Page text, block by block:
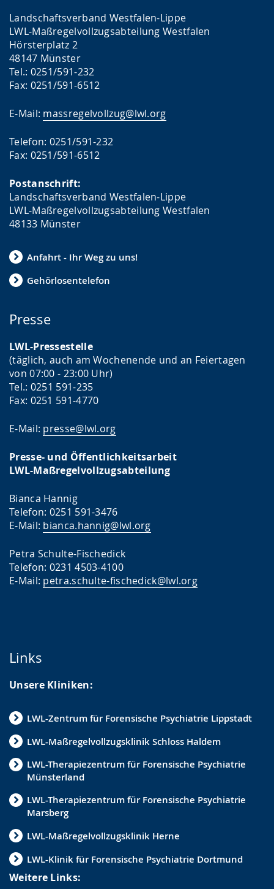
Landschaftsverband Westfalen-Lippe
LWL-Maßregelvollzugsabteilung Westfalen
Hörsterplatz 2
48147 Münster
Tel.: 0251/591-232
Fax: 0251/591-6512
E-Mail: massregelvollzug@lwl.org
Telefon: 0251/591-232
Fax: 0251/591-6512
Postanschrift:
Landschaftsverband Westfalen-Lippe
LWL-Maßregelvollzugsabteilung Westfalen
48133 Münster
Anfahrt - Ihr Weg zu uns!
Gehörlosentelefon
Presse
LWL-Pressestelle
(täglich, auch am Wochenende und an Feiertagen
von 07:00 - 23:00 Uhr)
Tel.: 0251 591-235
Fax: 0251 591-4770
E-Mail: presse@lwl.org
Presse- und Öffentlichkeitsarbeit
LWL-Maßregelvollzugsabteilung
Bianca Hannig
Telefon: 0251 591-3476
E-Mail: bianca.hannig@lwl.org
Petra Schulte-Fischedick
Telefon: 0231 4503-4100
E-Mail: petra.schulte-fischedick@lwl.org
Links
Unsere Kliniken:
LWL-Zentrum für Forensische Psychiatrie Lippstadt
LWL-Maßregelvollzugsklinik Schloss Haldem
LWL-Therapiezentrum für Forensische Psychiatrie
Münsterland
LWL-Therapiezentrum für Forensische Psychiatrie
Marsberg
LWL-Maßregelvollzugsklinik Herne
LWL-Klinik für Forensische Psychiatrie Dortmund
Weitere Links: